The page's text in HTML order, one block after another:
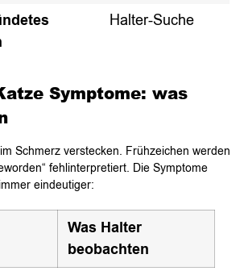
Halter-Suche
Symptome: was
Schmerz verstecken. Frühzeichen werden
fehlinterpretiert. Die Symptome
eindeutiger:
Was Halter
beobachten